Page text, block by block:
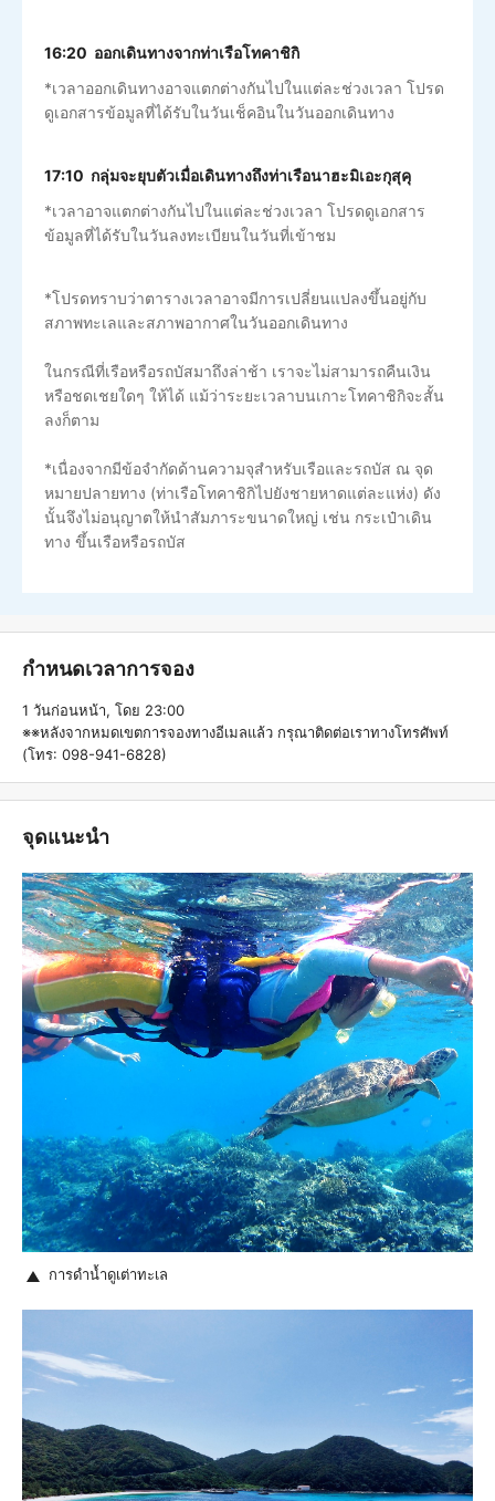
16:20 ออกเดินทางจากท่าเรือโทคาชิกิ
*เวลาออกเดินทางอาจแตกต่างกันไปในแต่ละช่วงเวลา โปรด
ดูเอกสารข้อมูลที่ได้รับในวันเช็คอินในวันออกเดินทาง
17:10 กลุ่มจะยุบตัวเมื่อเดินทางถึงท่าเรือนาฮะมิเอะกุสุคุ
*เวลาอาจแตกต่างกันไปในแต่ละช่วงเวลา โปรดดูเอกสาร
ข้อมูลที่ได้รับในวันลงทะเบียนในวันที่เข้าชม
*โปรดทราบว่าตารางเวลาอาจมีการเปลี่ยนแปลงขึ้นอยู่กับ
สภาพทะเลและสภาพอากาศในวันออกเดินทาง
ในกรณีที่เรือหรือรถบัสมาถึงล่าช้า เราจะไม่สามารถคืนเงิน
หรือชดเชยใดๆ ให้ได้ แม้ว่าระยะเวลาบนเกาะโทคาชิกิจะสั้น
ลงก็ตาม
*เนื่องจากมีข้อจำกัดด้านความจุสำหรับเรือและรถบัส ณ จุด
หมายปลายทาง (ท่าเรือโทคาชิกิไปยังชายหาดแต่ละแห่ง) ดัง
นั้นจึงไม่อนุญาตให้นำสัมภาระขนาดใหญ่ เช่น กระเป๋าเดิน
ทาง ขึ้นเรือหรือรถบัส
กำหนดเวลาการจอง
1 วันก่อนหน้า, โดย 23:00
※※หลังจากหมดเขตการจองทางอีเมลแล้ว กรุณาติดต่อเราทางโทรศัพท์
(โทร: 098-941-6828)
จุดแนะนำ
การดำน้ำดูเต่าทะเล